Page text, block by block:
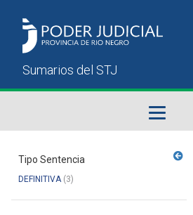
Sumarios del STJ
Tipo Sentencia
DEFINITIVA(3)